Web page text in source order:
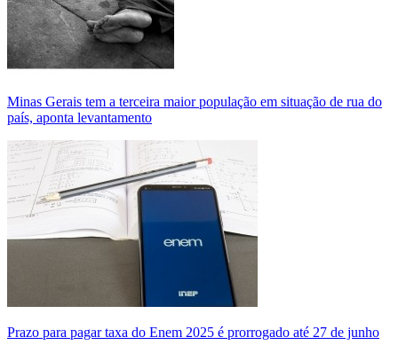
Minas Gerais tem a terceira maior população em situação de rua do
país, aponta levantamento
Prazo para pagar taxa do Enem 2025 é prorrogado até 27 de junho